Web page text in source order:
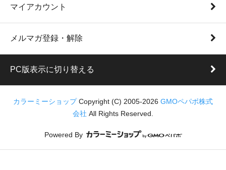
マイアカウント
メルマガ登録・解除
PC版表示に切り替える
カラーミーショップCopyright (C) 2005-2026 GMOペパボ株式
会社 All Rights Reserved.
Powered By